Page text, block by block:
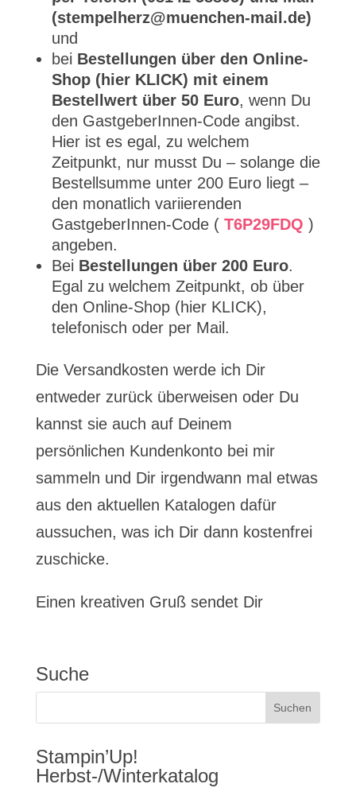
(stempelherz@muenchen-mail.de)
und
bei Bestellungen über den Online-
Shop (hier KLICK) mit einem
Bestellwert über 50 Euro, wenn Du
den GastgeberInnen-Code angibst.
Hier ist es egal, zu welchem
Zeitpunkt, nur musst Du – solange die
Bestellsumme unter 200 Euro liegt –
den monatlich variierenden
GastgeberInnen-Code (T6P29FDQ )
angeben.
Bei Bestellungen über 200 Euro.
Egal zu welchem Zeitpunkt, ob über
den Online-Shop (hier KLICK),
telefonisch oder per Mail.
Die Versandkosten werde ich Dir
entweder zurück überweisen oder Du
kannst sie auch auf Deinem
persönlichen Kundenkonto bei mir
sammeln und Dir irgendwann mal etwas
aus den aktuellen Katalogen dafür
aussuchen, was ich Dir dann kostenfrei
zuschicke.
Einen kreativen Gruß sendet Dir
Suche
Stampin’Up!
Herbst-/Winterkatalog